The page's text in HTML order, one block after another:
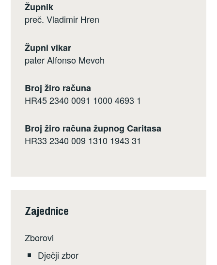
Župnik
preč. Vladimir Hren
Župni vikar
pater Alfonso Mevoh
Broj žiro računa
HR45 2340 0091 1000 4693 1
Broj žiro računa župnog Caritasa
HR33 2340 009 1310 1943 31
Zajednice
Zborovi
Dječji zbor